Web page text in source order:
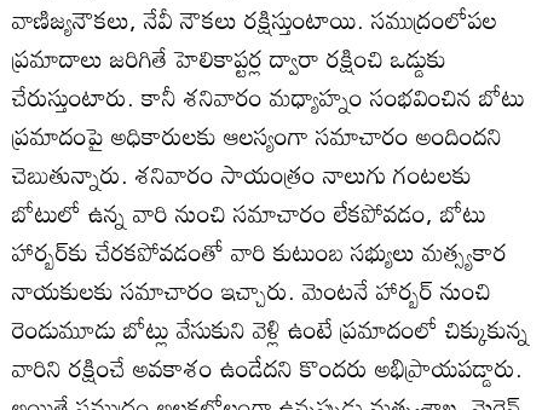
వాణిజ్యనౌకలు, నేవీ నౌకలు రక్షిస్తుంటాయి. సముద్రంలోపల
ప్రమాదాలు జరిగితే హెలికాప్టర్ల ద్వారా రక్షించి ఒడ్డుకు
చేరుస్తుంటారు. కానీ శనివారం మధ్యాహ్నం సంభవించిన బోటు
ప్రమాదంపై అధికారులకు ఆలస్యంగా సమాచారం అందిందని
చెబుతున్నారు. శనివారం సాయంత్రం నాలుగు గంటలకు
బోటులో ఉన్న వారి నుంచి సమాచారం లేకపోవడం, బోటు
హార్బర్‌కు చేరకపోవడంతో వారి కుటుంబ సభ్యులు మత్స్యకార
నాయకులకు సమాచారం ఇచ్చారు. మెంటనే హార్బర్‌ నుంచి
రెండుమూడు బోట్లు వేసుకుని వెళ్లి ఉంటే ప్రమాదంలో చిక్కుకున్న
వారిని రక్షించే అవకాశం ఉండేదని కొందరు అభిప్రాయపడ్డారు.